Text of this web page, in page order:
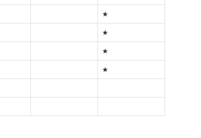
★
★
★
★